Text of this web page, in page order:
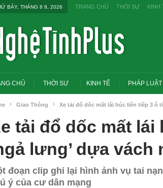
BẢY, THÁNG 8 8, 2026 TRANG CHỦ THỜI SỰ KINH
CHỦ THỜI SỰ KINH TẾ PHÁP LUẬT
Giao Thông Xe tải đổ dốc mất lái húc liên tiếp 3 ô
tải đổ dốc mất
lưng’ dựa vách
đoạn clip ghi lại hình ảnh vụ tai
ý của cư dân mạng